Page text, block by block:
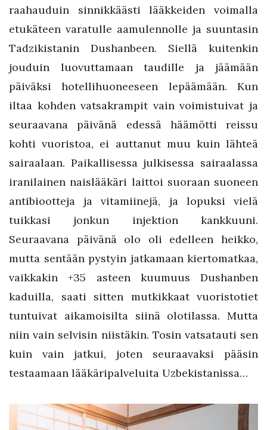
raahauduin sinnikkäästi lääkkeiden voimalla
etukäteen varatulle aamulennolle ja suuntasin
Tadzikistanin Dushanbeen. Siellä kuitenkin
jouduin luovuttamaan taudille ja jäämään
päiväksi hotellihuoneeseen lepäämään. Kun
iltaa kohden vatsakrampit vain voimistuivat ja
seuraavana päivänä edessä häämötti reissu
kohti vuoristoa, ei auttanut muu kuin lähteä
sairaalaan. Paikallisessa julkisessa sairaalassa
iranilainen naislääkäri laittoi suoraan suoneen
antibiootteja ja vitamiinejä, ja lopuksi vielä
tuikkasi jonkun injektion kankkuuni.
Seuraavana päivänä olo oli edelleen heikko,
mutta sentään pystyin jatkamaan kiertomatkaa,
vaikkakin +35 asteen kuumuus Dushanben
kaduilla, saati sitten mutkikkaat vuoristotiet
tuntuivat aikamoisilta siinä olotilassa. Mutta
niin vain selvisin niistäkin. Tosin vatsatauti sen
kuin vain jatkui, joten seuraavaksi pääsin
testaamaan lääkäripalveluita Uzbekistanissa…